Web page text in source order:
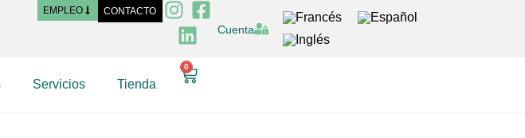
EMPLEO CONTACTO
Cuenta
Servicios Tienda
0